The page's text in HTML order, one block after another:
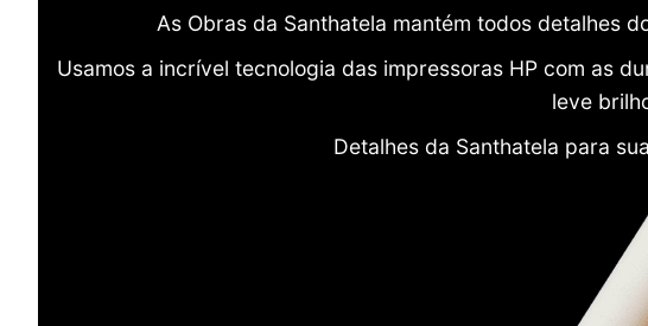
As Obras da Santhatela mantém todos detalhes
Usamos a incrível tecnologia das impressoras HP com as
leve
Detalhes da Santhatela para